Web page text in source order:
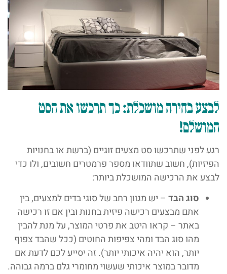
לבצע בחירה מושכלת: כך תרכשו את הסט
המושלם!
רגע לפני שתרכשו סט מצעים זוגיים (ברשת או בחנויות
הפיזיות), חשוב שתוודאו מספר פרמטרים חשובים, ולו כדי
לבצע את הרכישה המושכלת ביותר:
סוג הבד – יש מגוון רחב של סוגי בדים למצעים, בין
אתם מבצעים רכישה פיזית בחנות ובין אם זו רכישה
באתר – קראו היטב את פרטי המוצר, על מנת להבין
מהו סוג הבד ומהי צפיפות החוטים (ככל שהבד צפוף
יותר, הוא יהיה איכותי יותר). זה יסייע לכם לדעת אם
מדובר במוצר איכותי שעשוי מחומרי גלם ברמה גבוהה.